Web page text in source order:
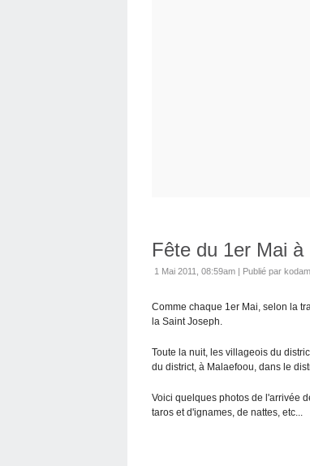
Fête du 1er Mai
1 Mai 2011, 08:59am | Publié par
Comme chaque 1er Mai, selon la
la Saint Joseph.
Toute la nuit, les villageois du
du district, à Malaefoou, dans le
Voici quelques photos de l'arrivée
taros et d'ignames, de nattes, etc...